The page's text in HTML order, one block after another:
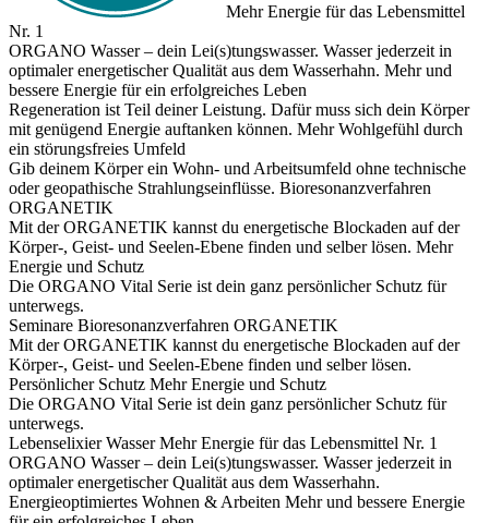
Mehr Energie für das Lebensmittel
Nr. 1
ORGANO Wasser – dein Lei(s)tungswasser. Wasser jederzeit in
optimaler energetischer Qualität aus dem Wasserhahn. Mehr und
bessere Energie für ein erfolgreiches Leben
Regeneration ist Teil deiner Leistung. Dafür muss sich dein Körper
mit genügend Energie auftanken können. Mehr Wohlgefühl durch
ein störungsfreies Umfeld
Gib deinem Körper ein Wohn- und Arbeitsumfeld ohne technische
oder geopathische Strahlungseinflüsse. Bioresonanzverfahren
ORGANETIK
Mit der ORGANETIK kannst du energetische Blockaden auf der
Körper-, Geist- und Seelen-Ebene finden und selber lösen. Mehr
Energie und Schutz
Die ORGANO Vital Serie ist dein ganz persönlicher Schutz für
unterwegs.
Seminare Bioresonanzverfahren ORGANETIK
Mit der ORGANETIK kannst du energetische Blockaden auf der
Körper-, Geist- und Seelen-Ebene finden und selber lösen.
Persönlicher Schutz Mehr Energie und Schutz
Die ORGANO Vital Serie ist dein ganz persönlicher Schutz für
unterwegs.
Lebenselixier Wasser Mehr Energie für das Lebensmittel Nr. 1
ORGANO Wasser – dein Lei(s)tungswasser. Wasser jederzeit in
optimaler energetischer Qualität aus dem Wasserhahn.
Energieoptimiertes Wohnen & Arbeiten Mehr und bessere Energie